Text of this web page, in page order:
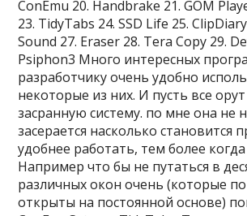
ConEmu 20. Handbrake 21. GOM
23. TidyTabs 24. SSD Life 25.
Sound 27. Eraser 28. Tera Copy 29.
Psiphon3 Много интересных
разработчику очень удобно
некоторые из них. И пусть все
засранную систему. по мне она не
засерается насколько становится
удобнее работать, тем более
Например что бы не путаться в
различных окон очень (которые
открыты на постоянной основе)